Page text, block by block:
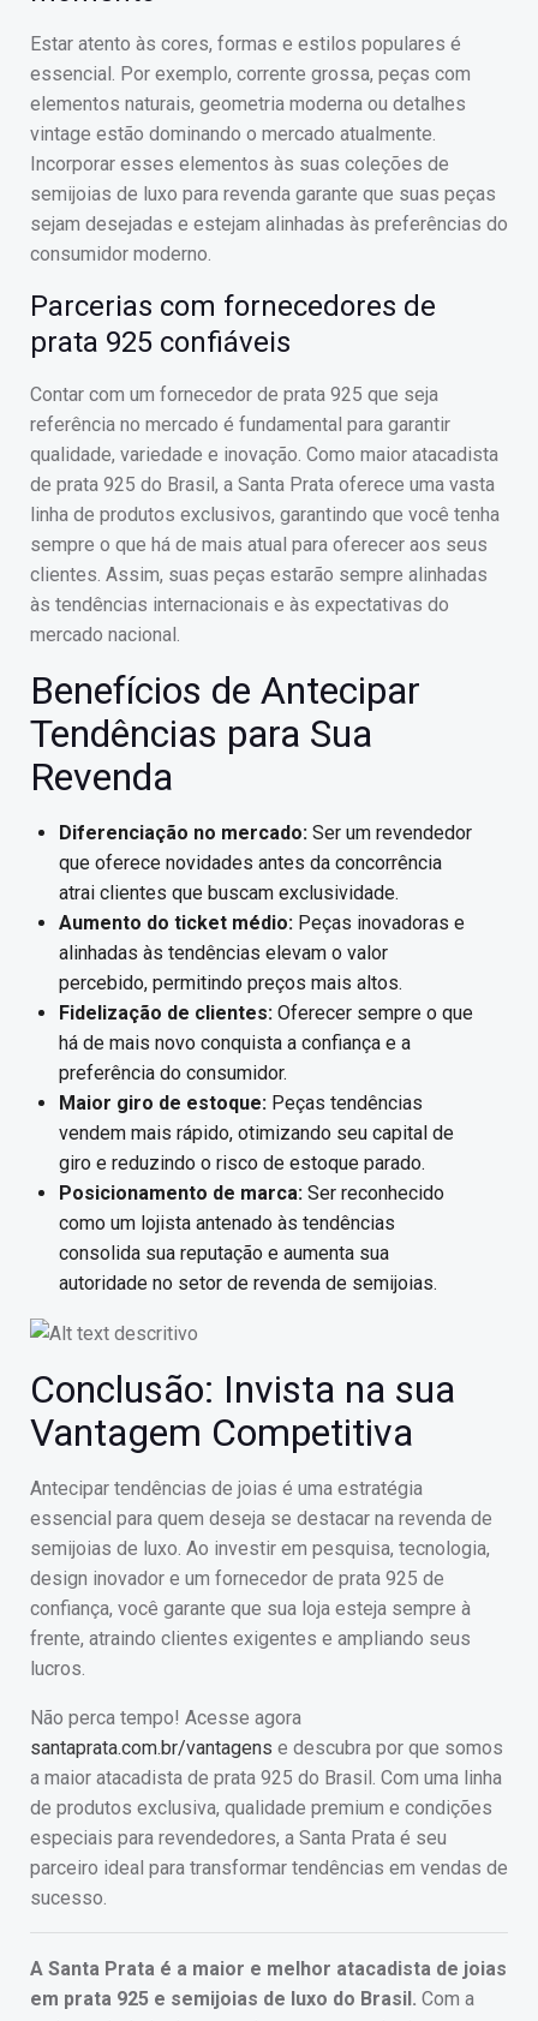
Estar atento às cores, formas e estilos populares é
essencial. Por exemplo, corrente grossa, peças com
elementos naturais, geometria moderna ou detalhes
vintage estão dominando o mercado atualmente.
Incorporar esses elementos às suas coleções de
semijoias de luxo para revenda garante que suas peças
sejam desejadas e estejam alinhadas às preferências do
consumidor moderno.
Parcerias com fornecedores de
prata 925 confiáveis
Contar com um fornecedor de prata 925 que seja
referência no mercado é fundamental para garantir
qualidade, variedade e inovação. Como maior atacadista
de prata 925 do Brasil, a Santa Prata oferece uma vasta
linha de produtos exclusivos, garantindo que você tenha
sempre o que há de mais atual para oferecer aos seus
clientes. Assim, suas peças estarão sempre alinhadas
às tendências internacionais e às expectativas do
mercado nacional.
Benefícios de Antecipar
Tendências para Sua
Revenda
Diferenciação no mercado: Ser um revendedor
que oferece novidades antes da concorrência
atrai clientes que buscam exclusividade.
Aumento do ticket médio: Peças inovadoras e
alinhadas às tendências elevam o valor
percebido, permitindo preços mais altos.
Fidelização de clientes: Oferecer sempre o que
há de mais novo conquista a confiança e a
preferência do consumidor.
Maior giro de estoque: Peças tendências
vendem mais rápido, otimizando seu capital de
giro e reduzindo o risco de estoque parado.
Posicionamento de marca: Ser reconhecido
como um lojista antenado às tendências
consolida sua reputação e aumenta sua
autoridade no setor de revenda de semijoias.
Conclusão: Invista na sua
Vantagem Competitiva
Antecipar tendências de joias é uma estratégia
essencial para quem deseja se destacar na revenda de
semijoias de luxo. Ao investir em pesquisa, tecnologia,
design inovador e um fornecedor de prata 925 de
confiança, você garante que sua loja esteja sempre à
frente, atraindo clientes exigentes e ampliando seus
lucros.
Não perca tempo! Acesse agora
santaprata.com.br/vantagens e descubra por que somos
a maior atacadista de prata 925 do Brasil. Com uma linha
de produtos exclusiva, qualidade premium e condições
especiais para revendedores, a Santa Prata é seu
parceiro ideal para transformar tendências em vendas de
sucesso.
A Santa Prata é a maior e melhor atacadista de joias
em prata 925 e semijoias de luxo do Brasil. Com a